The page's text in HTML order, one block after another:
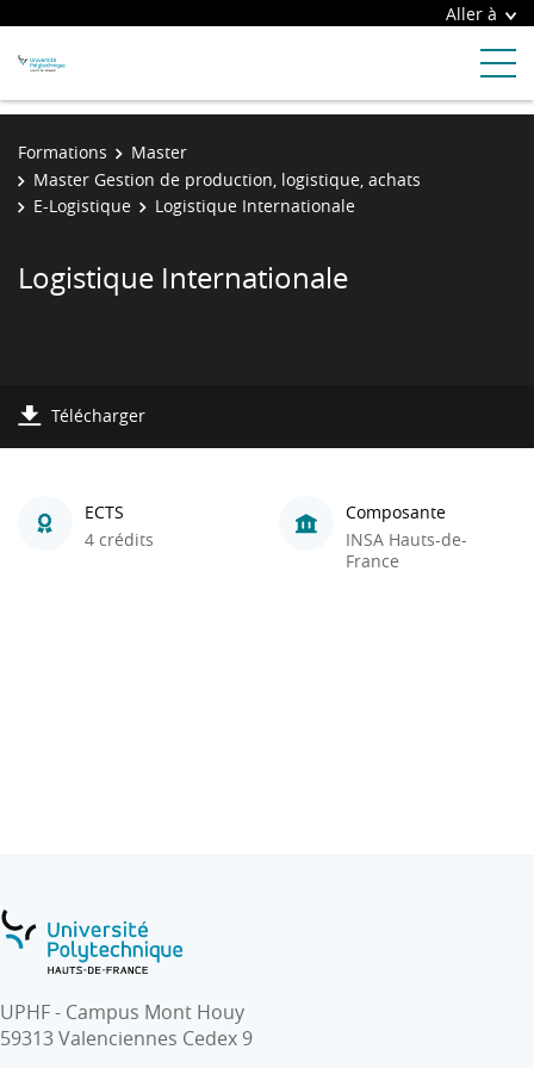
Aller à
Formations
Master
Master Gestion de production, logistique, achats
E-Logistique
Logistique Internationale
Logistique Internationale
Télécharger
ECTS
4 crédits
Composante
INSA Hauts-de-
France
UPHF - Campus Mont Houy
59313 Valenciennes Cedex 9